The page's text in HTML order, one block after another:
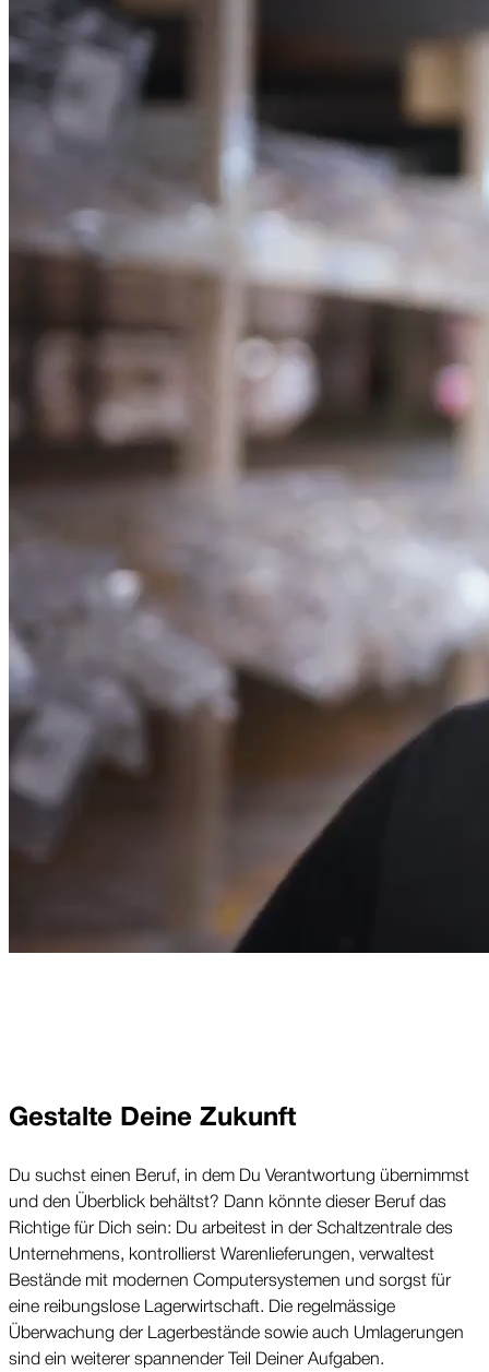
Gestalte Deine Zukunft
Du suchst einen Beruf, in dem Du Verantwortung übernimmst
und den Überblick behältst? Dann könnte dieser Beruf das
Richtige für Dich sein: Du arbeitest in der Schaltzentrale des
Unternehmens, kontrollierst Warenlieferungen, verwaltest
Bestände mit modernen Computersystemen und sorgst für
eine reibungslose Lagerwirtschaft. Die regelmässige
Überwachung der Lagerbestände sowie auch Umlagerungen
sind ein weiterer spannender Teil Deiner Aufgaben.